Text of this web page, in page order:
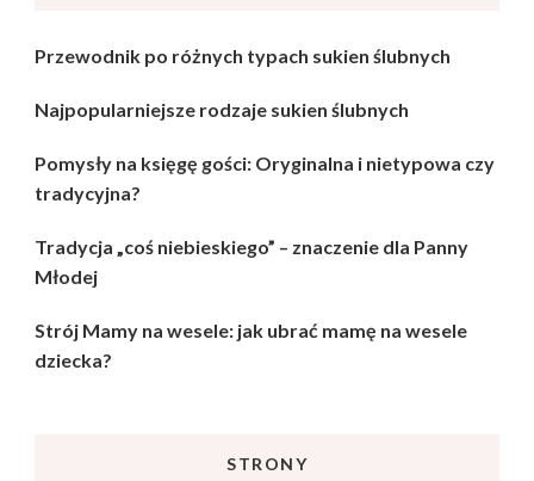
Przewodnik po różnych typach sukien ślubnych
Najpopularniejsze rodzaje sukien ślubnych
Pomysły na księgę gości: Oryginalna i nietypowa czy
tradycyjna?
Tradycja „coś niebieskiego” – znaczenie dla Panny
Młodej
Strój Mamy na wesele: jak ubrać mamę na wesele
dziecka?
STRONY